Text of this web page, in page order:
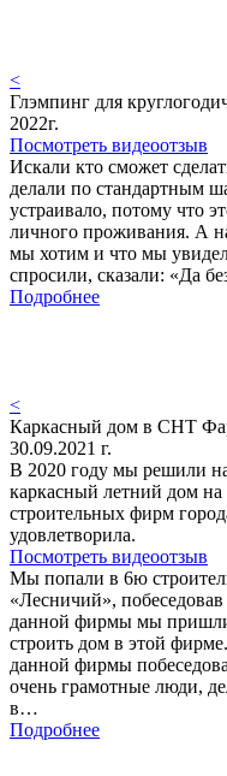
<
Глэмпинг для
2022г.
Посмотреть видеоотзыв
Искали кто сможет
делали по стандартным
устраивало, потому что
личного проживания. А
мы хотим и что мы
спросили, сказали: «Да
Подробнее
<
Каркасный дом в СНТ
30.09.2021 г.
В 2020 году мы решили
каркасный летний дом
строительных фирм
удовлетворила.
Посмотреть видеоотзыв
Мы попали в 6ю
«Лесничий»,
данной фирмы мы пришли
строить дом в этой
данной фирмы
очень грамотные люди,
в…
Подробнее